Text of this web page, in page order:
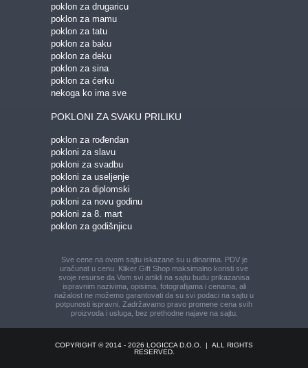
poklon za drugaricu
poklon za mamu
poklon za tatu
poklon za baku
poklon za deku
poklon za sina
poklon za ćerku
nekoga ko ima sve
POKLONI ZA SVAKU PRILIKU
poklon za rođendan
pokloni za slavu
pokloni za svadbu
pokloni za useljenje
poklon za diplomski
pokloni za novu godinu
pokloni za 8. mart
poklon za godišnjicu
Sve cene na ovom sajtu iskazane su u dinarima. PDV je
uračunat u cenu. Kliker Gift Shop maksimalno koristi sve
svoje resurse da Vam svi artikli na sajtu budu prikazanisa
ispravnim nazivima, opisima, fotografijama i cenama, ali
nažalost ne možemo garantovati da su svi podaci na sajtu u
potpunosti ispravni. Zadržavamo pravo promene cena svih
proizvoda i usluga, bez prethodne najave na sajtu.
COPYRIGHT © 2014 - 2026 LOGICCA D.O.O. | ALL RIGHTS
RESERVED.